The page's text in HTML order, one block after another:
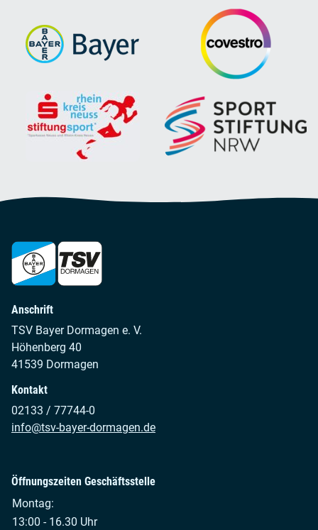
Anschrift
TSV Bayer Dormagen e. V.
Höhenberg 40
41539 Dormagen
Kontakt
02133 / 77744-0
info@tsv-bayer-dormagen.de
Öffnungszeiten Geschäftsstelle
Montag:
13:00 - 16.30 Uhr